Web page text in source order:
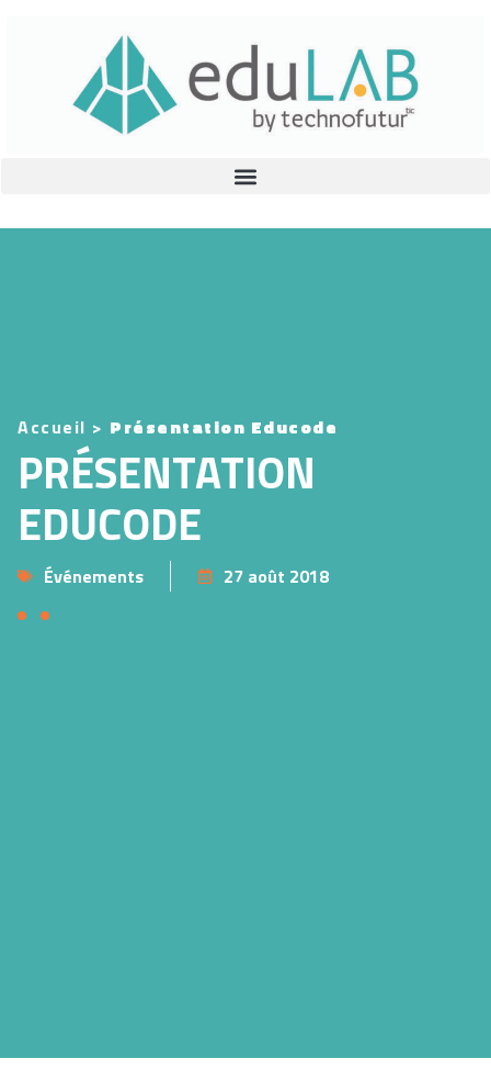
Accueil > Présentation Educode
PRÉSENTATION
EDUCODE
Événements 27 août 2018